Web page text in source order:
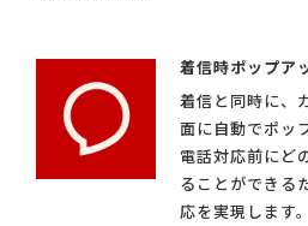
着信時ポップア
着信と同時に、
面に自動でポッ
電話対応前にど
ることができる
応を実現します。